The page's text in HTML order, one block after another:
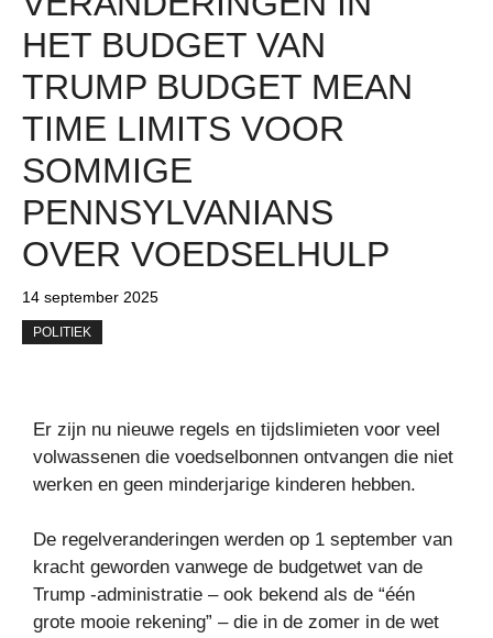
HET BUDGET VAN
TRUMP BUDGET MEAN
TIME LIMITS VOOR
SOMMIGE
PENNSYLVANIANS
OVER VOEDSELHULP
14 september 2025
POLITIEK
Er zijn nu nieuwe regels en tijdslimieten voor veel
volwassenen die voedselbonnen ontvangen die niet
werken en geen minderjarige kinderen hebben.
De regelveranderingen werden op 1 september van
kracht geworden vanwege de budgetwet van de
Trump -administratie – ook bekend als de “één
grote mooie rekening” – die in de zomer in de wet